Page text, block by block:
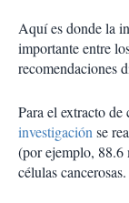
Aquí es donde la
importante entre
recomendaciones
Para el extracto
investigaciónse
(por ejemplo, 88.6
células cancerosas.